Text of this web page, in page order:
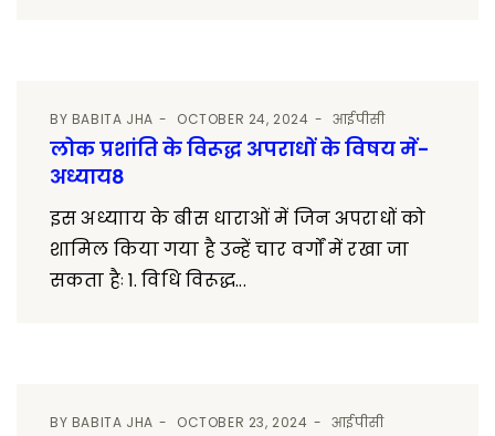
BY BABITA JHA OCTOBER 24, 2024 आईपीसी
लोक प्रशांति के विरूद्ध अपराधों के विषय में-
अध्याय8
इस अध्यााय के बीस धाराओं में जिन अपराधों को
शामिल किया गया है उन्हें चार वर्गों में रखा जा
सकता हैः 1. विधि विरूद्ध...
BY BABITA JHA OCTOBER 23, 2024 आईपीसी